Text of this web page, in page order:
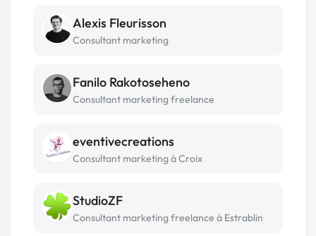
Alexis Fleurisson
Consultant marketing
Fanilo Rakotoseheno
Consultant marketing freelance
eventivecreations
Consultant marketing à Croix
StudioZF
Consultant marketing freelance à Estrablin